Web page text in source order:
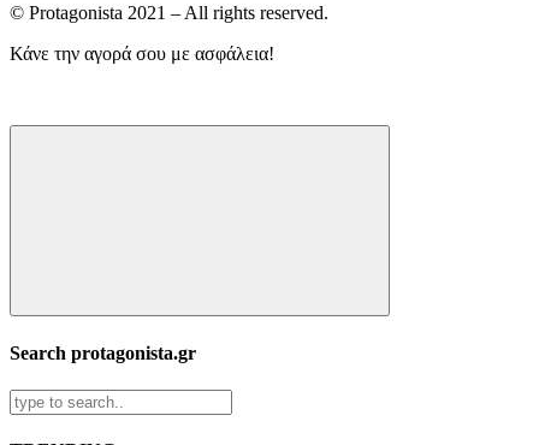
© Protagonista 2021 – All rights reserved.
Κάνε την αγορά σου με ασφάλεια!
Search protagonista.gr